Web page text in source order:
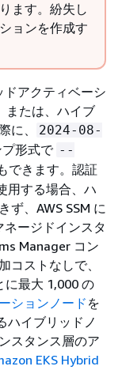
ます。紛失し
ョンを作成す
ドアクティベーシ
または、ハイブ
に、
2024-08-
形式で --
できます。認証
用する場合、ハ
ず、AWS SSM に
ネージドインスタ
Manager コン
コストなしで、
に最大 1,000 の
ションノード を
ハイブリッドノ
スタンス層のア
EKS Hybrid